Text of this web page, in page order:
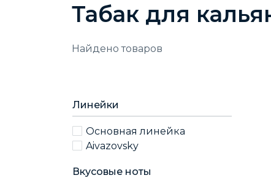
Табак для
Найденотоваров
Линейки
Основная линейка
Aivazovsky
Вкусовые ноты